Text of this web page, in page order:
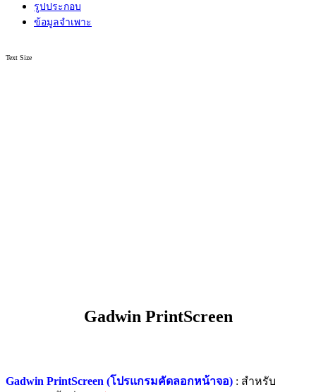
รูปประกอบ
ข้อมูลจำเพาะ
Text Size
Gadwin PrintScreen
Gadwin PrintScreen (โปรแกรมคัดลอกหน้าจอ) : สำหรับ